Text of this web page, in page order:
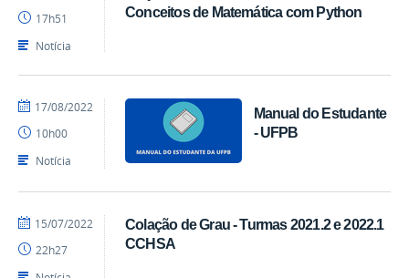
Conceitos de Matemática com Python
-
SEAD
17h51
Notícia
Manual do Estudante
- UFPB
por
publicado
17/08/2022
10h00
Notícia
Colação de Grau - Turmas 2021.2 e 2022.1
CCHSA
por
-
SEAD
publicado
15/07/2022
22h27